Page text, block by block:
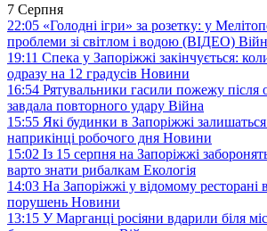
7 Серпня
22:05 «Голодні ігри» за розетку: у
проблеми зі світлом і водою (ВІДЕО)
19:11 Спека у Запоріжжі закінчується:
одразу на 12 градусів Новини
16:54 Рятувальники гасили пожежу
завдала повторного удару Війна
15:55 Які будинки в Запоріжжі залишаться
наприкінці робочого дня Новини
15:02 Із 15 серпня на Запоріжжі
варто знати рибалкам Екологія
14:03 На Запоріжжі у відомому ресторані
порушень Новини
13:15 У Марганці росіяни вдарили біля